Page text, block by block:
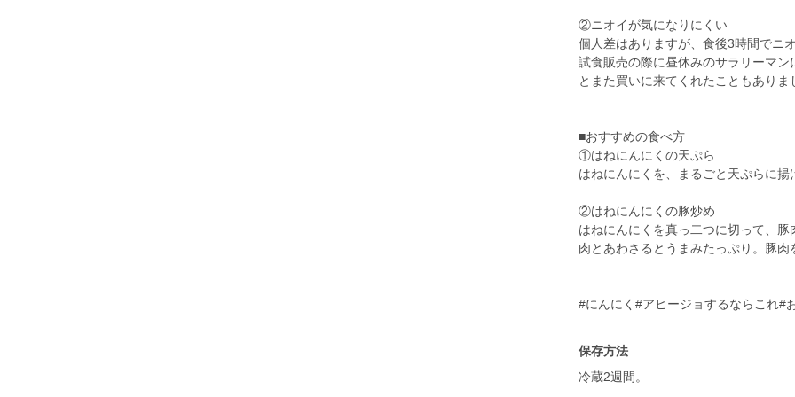
②ニオイが気になりにくい
個人差はありますが、食後3時間でニ
試食販売の際に昼休みのサラリーマ
とまた買いに来てくれたこともありま
■おすすめの食べ方
①はねにんにくの天ぷら
はねにんにくを、まるごと天ぷらに
②はねにんにくの豚炒め
はねにんにくを真っ二つに切って、
肉とあわさるとうまみたっぷり。豚
#にんにく#アヒージョするならこれ#
保存方法
冷蔵2週間。